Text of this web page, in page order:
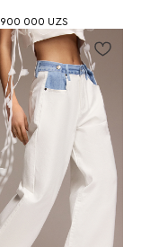
900 000 UZS